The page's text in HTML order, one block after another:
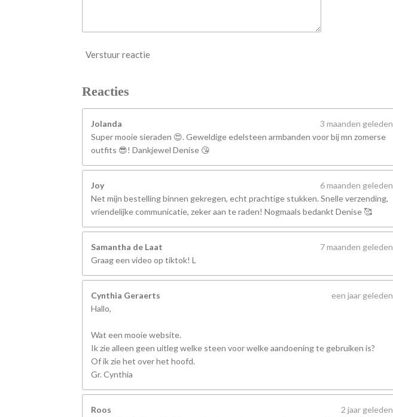
Verstuur reactie
Reacties
Jolanda
3 maanden geleden
Super mooie sieraden 😍. Geweldige edelsteen armbanden voor bij mn zomerse
outfits 😎! Dankjewel Denise 😘
Joy
6 maanden geleden
Net mijn bestelling binnen gekregen, echt prachtige stukken. Snelle verzending,
vriendelijke communicatie, zeker aan te raden! Nogmaals bedankt Denise 🥰
Samantha de Laat
7 maanden geleden
Graag een video op tiktok! L
Cynthia Geraerts
een jaar geleden
Hallo,
Wat een mooie website.
Ik zie alleen geen uitleg welke steen voor welke aandoening te gebruiken is?
Of ik zie het over het hoofd.
Gr. Cynthia
Roos
2 jaar geleden